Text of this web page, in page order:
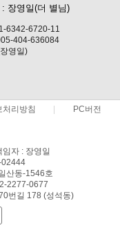
: 장영일(더 별님)
6342-6720-11
404-636084
영일)
처리방침 PC버전
자 : 장영일
02444
산동-1546호
2277-0677
번길 178 (성석동)